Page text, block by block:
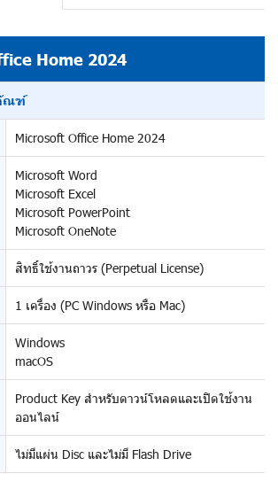
Home 2024
ณฑ์
Microsoft Office Home 2024
Microsoft Word
Microsoft Excel
Microsoft PowerPoint
Microsoft OneNote
สิทธิ์ใช้งานถาวร (Perpetual License)
1 เครื่อง (PC Windows หรือ Mac)
Windows
macOS
Product Key สำหรับดาวน์โหลดและเปิดใช้งาน
ออนไลน์
ไม่มีแผ่น Disc และไม่มี Flash Drive